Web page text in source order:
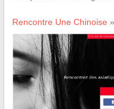
Rencontre Une Chinoise »